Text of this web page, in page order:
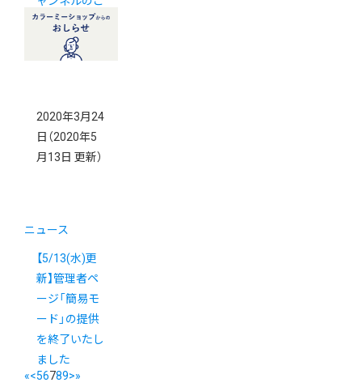
案内
2020年3月24
日 （2020年5
月13日 更新）
ニュース
【5/13(水)更
新】管理者ペ
ージ「簡易モ
ード」の提供
を終了いたし
ました
«<56789>»